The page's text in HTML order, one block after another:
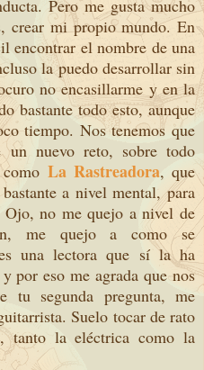
Pero me gusta mucho
crear mi propio mundo. En
encontrar el nombre de una
la puedo desarrollar sin
no encasillarme y en la
bastante todo esto, aunque
tiempo. Nos tenemos que
un nuevo reto, sobre todo
La Rastreadora, que
a nivel mental, para
Ojo, no me quejo a nivel de
me quejo a como se
una lectora que sí la ha
por eso me agrada que nos
tu segunda pregunta, me
Suelo tocar de rato
tanto la eléctrica como la